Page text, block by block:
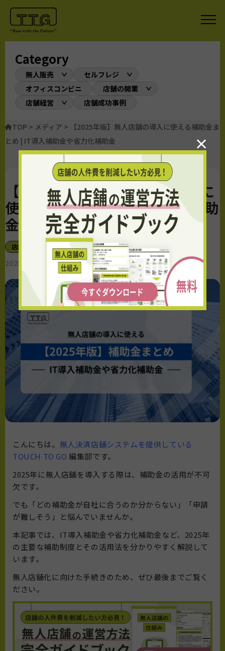
Category
無人販売
セルフレジ
オフィスコンビニ
店舗の開業
店舗経営
店舗成功事例
TOP > メディア >
【2025年版】無人店舗の導入に使える補助金ま
とめ | IT導入補助金や省力化補助金
【2025年版】無人店舗の導入に
使える補助金まとめ | IT導入補助
金や省力化補助金
店舗の開業
2025.06.13 view 67
こんにちは。 無人決済店舗システムを提供している
TOUCH TO GO 編集部です。
2025年に無人店舗を導入する際は、補助金の活用が不可
欠です。
でも「どの補助金が自社に合うのか分からない」「申請
が難しそう」と悩んでいませんか。
本記事では、IT導入補助金や省力化補助金など、2025年
の主要な補助制度とその活用法を分かりやすく解説して
います。
無人店舗化に向けた手続きのため、ぜひ最後までご覧く
ださい。
×